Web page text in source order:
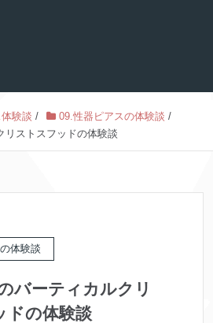
験談 / 09.性器ピアスの体験談 /
リストスフッドの体験談
体験談
バーティカルクリ
ドの体験談